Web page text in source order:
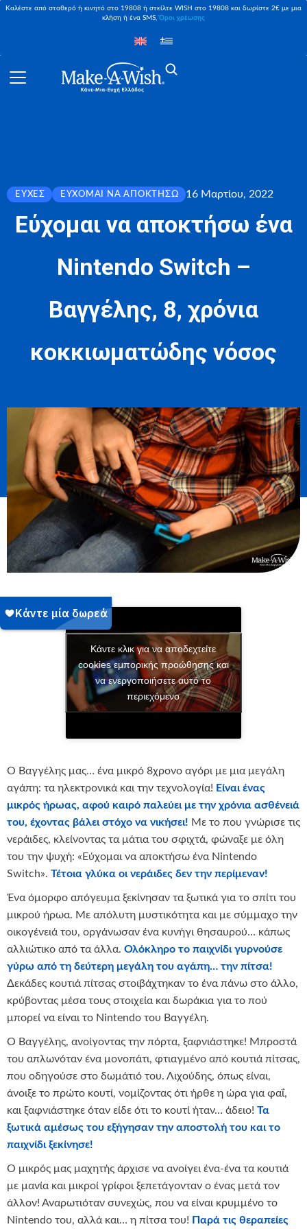
Καλέστε από σταθερό ή κινητό στο 19808 ή στείλτε WISH στο 19808 και δωρίστε 2€ με μια
κλήση ή ένα SMS,Όροι χρέωσης
ΕΥΧΈΣ ΕΎΧΟΜΑΙ ΝΑ ΑΠΟΚΤΉΣΩ 16 Μαρτίου, 2022
Εύχομαι να αποκτήσω ένα
Nintendo Switch –
Βαγγέλης, 8, χρόνια
κοκκιωματώδης νόσος
Κάντε κλικ για να αποδεχτείτε
cookies εμπορικής προώθησης και
να ενεργοποιήσετε αυτό το
περιεχόμενο
Ο Βαγγέλης μας… ένα μικρό 8χρονο αγόρι με μια μεγάλη
αγάπη: τα ηλεκτρονικά και την τεχνολογία! Είναι ένας
μικρός ήρωας, αφού καιρό παλεύει με την χρόνια ασθένειά
του, έχοντας βάλει στόχο να νικήσει! Με το που γνώρισε τις
νεράιδες, κλείνοντας τα μάτια του σφιχτά, φώναξε με όλη
του την ψυχή: «Εύχομαι να αποκτήσω ένα Nintendo
Switch». Τέτοια γλύκα οι νεράιδες δεν την περίμεναν!
Ένα όμορφο απόγευμα ξεκίνησαν τα ξωτικά για το σπίτι του
μικρού ήρωα. Με απόλυτη μυστικότητα και με σύμμαχο την
οικογένειά του, οργάνωσαν ένα κυνήγι θησαυρού… κάπως
αλλιώτικο από τα άλλα. Ολόκληρο το παιχνίδι γυρνούσε
γύρω από τη δεύτερη μεγάλη του αγάπη… την πίτσα!
Δεκάδες κουτιά πίτσας στοιβάχτηκαν το ένα πάνω στο άλλο,
κρύβοντας μέσα τους στοιχεία και δωράκια για το πού
μπορεί να είναι το Nintendo του Βαγγέλη.
Ο Βαγγέλης, ανοίγοντας την πόρτα, ξαφνιάστηκε! Μπροστά
του απλωνόταν ένα μονοπάτι, φτιαγμένο από κουτιά πίτσας,
που οδηγούσε στο δωμάτιό του. Λιχούδης, όπως είναι,
άνοιξε το πρώτο κουτί, νομίζοντας ότι ήρθε η ώρα για φαΐ,
και ξαφνιάστηκε όταν είδε ότι το κουτί ήταν… άδειο! Τα
ξωτικά αμέσως του εξήγησαν την αποστολή του και το
παιχνίδι ξεκίνησε!
Ο μικρός μας μαχητής άρχισε να ανοίγει ένα-ένα τα κουτιά
με μανία και μικροί γρίφοι ξεπετάγονταν ο ένας μετά τον
άλλον! Αναρωτιόταν συνεχώς, που να είναι κρυμμένο το
Nintendo του, αλλά και… η πίτσα του! Παρά τις θεραπείες